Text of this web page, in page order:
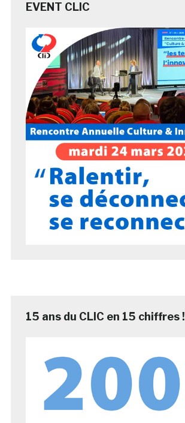
EVENT CLIC
15 ans du CLIC en 15 chiffres !